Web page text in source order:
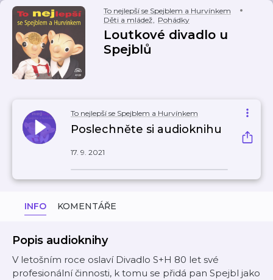
To nejlepší se Spejblem a Hurvínkem
Děti a mládež, Pohádky
Loutkové divadlo u
Spejblů
To nejlepší se Spejblem a Hurvínkem
Poslechněte si audioknihu
17. 9. 2021
INFO KOMENTÁŘE
Popis audioknihy
V letošním roce oslaví Divadlo S+H 80 let své
profesionální činnosti, k tomu se přidá pan Spejbl jako